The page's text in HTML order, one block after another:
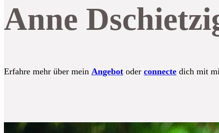
Anne
Erfahre mehr über mein Angebot oder connecte dich mit